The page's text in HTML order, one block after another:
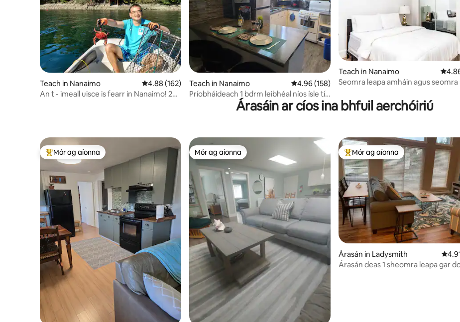
Teach in Nanaimo Meánrátáil 4.88 as 5, 162 léirmheas
4.88 (162)
An t - imeall uisce is fearr in Nanaimo! 2
Teach in Nanaimo Meánrátáil 4.96 as 5, 158 léirmheas
4.96 (158)
Príobháideach 1 bdrm leibhéal níos ísle tí i
gceantar lárnach
Teach in Nanaimo
Seomra leapa amháin agus seomra
Árasáin ar cíos ina bhfuil aerchóiriú
An-mhór ag aíonna
Mór ag aíonna Mór ag aíonna
Mór ag aíonna An-mhór ag aíonna
Mór ag aíonna
Árasán in Ladysmith
Árasán deas 1 sheomra leapa gar